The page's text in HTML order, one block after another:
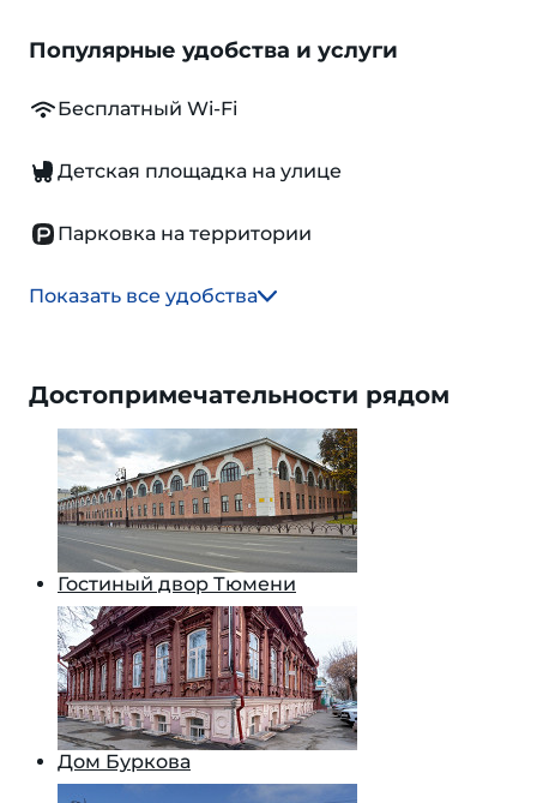
Популярные удобства и услуги
Бесплатный Wi-Fi
Детская площадка на улице
Парковка на территории
Показать все удобства
Достопримечательности рядом
Гостиный двор Тюмени
Дом Буркова